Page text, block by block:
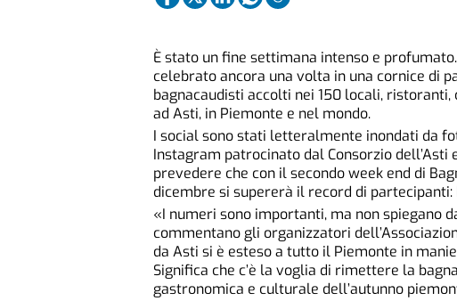
È stato un fine settimana intenso e
celebrato ancora una volta in una cornice di
bagnacaudisti accolti nei 150 locali,
ad Asti, in Piemonte e nel mondo.
I social sono stati letteralmente inondati da
Instagram patrocinato dal Consorzio dell’Asti
prevedere che con il secondo week end di
dicembre si supererà il record di
«I numeri sono importanti, ma non spiegano
commentano gli organizzatori
da Asti si è esteso a tutto il Piemonte in
Significa che c’è la voglia di rimettere la
gastronomica e culturale dell’autunno